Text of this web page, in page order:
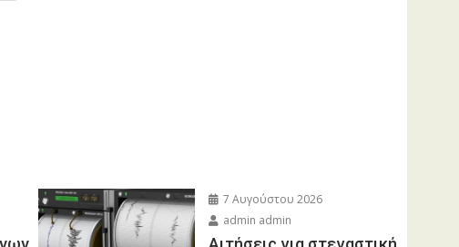
7 Αυγούστου 2026
admin admin